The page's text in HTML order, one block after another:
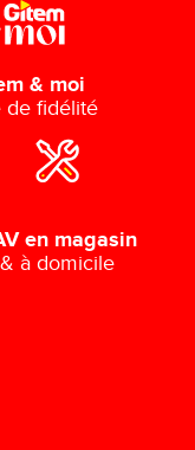
& moi
de fidélité
en magasin
& à domicile